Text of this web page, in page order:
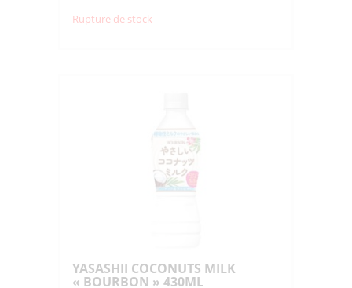
Rupture de stock
YASASHII COCONUTS MILK
« BOURBON » 430ML